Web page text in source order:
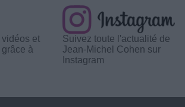
vidéos et
grâce à
Suivez toute l'actualité de
Jean-Michel Cohen sur
Instagram